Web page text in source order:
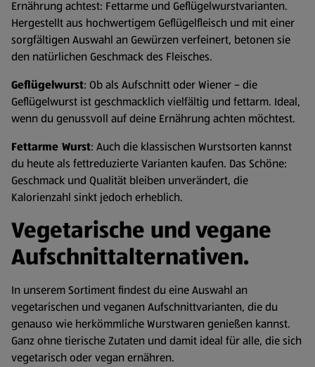
Ernährung achtest: Fettarme und Geflügelwurstvarianten.
Hergestellt aus hochwertigem Geflügelfleisch und mit einer
sorgfältigen Auswahl an Gewürzen verfeinert, betonen sie
den natürlichen Geschmack des Fleisches.
Geflügelwurst: Ob als Aufschnitt oder Wiener – die
Geflügelwurst ist geschmacklich vielfältig und fettarm. Ideal,
wenn du genussvoll auf deine Ernährung achten möchtest.
Fettarme Wurst: Auch die klassischen Wurstsorten kannst
du heute als fettreduzierte Varianten kaufen. Das Schöne:
Geschmack und Qualität bleiben unverändert, die
Kalorienzahl sinkt jedoch erheblich.
Vegetarische und vegane
Aufschnittalternativen.
In unserem Sortiment findest du eine Auswahl an
vegetarischen und veganen Aufschnittvarianten, die du
genauso wie herkömmliche Wurstwaren genießen kannst.
Ganz ohne tierische Zutaten und damit ideal für alle, die sich
vegetarisch oder vegan ernähren.